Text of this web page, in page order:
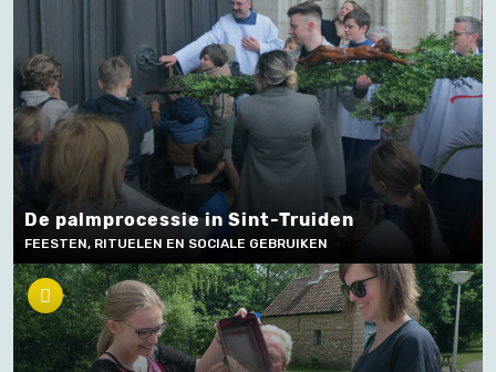
De palmprocessie in Sint-Truiden
FEESTEN, RITUELEN EN SOCIALE GEBRUIKEN